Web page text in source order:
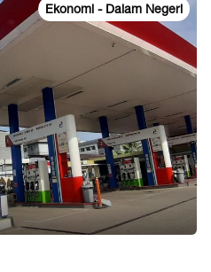
Ekonomi - Dalam Negeri